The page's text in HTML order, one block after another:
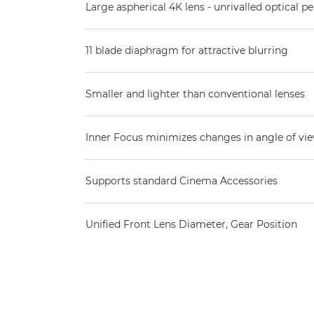
Large aspherical 4K lens - unrivalled optical
11 blade diaphragm for attractive blurring
Smaller and lighter than conventional lenses
Inner Focus minimizes changes in angle of
Supports standard Cinema Accessories
Unified Front Lens Diameter, Gear Position